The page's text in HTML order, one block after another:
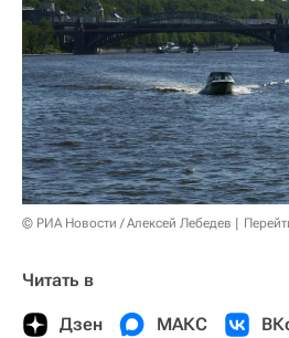
© РИА Новости / Алексей Лебедев
Читать в
Дзен МАКС